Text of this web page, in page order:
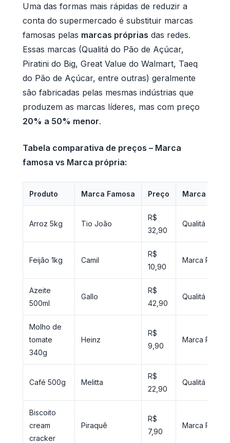
Uma das formas mais rápidas de reduzir a
conta do supermercado é substituir marcas
famosas pelas marcas próprias das redes.
Essas marcas (Qualitá do Pão de Açúcar,
Piratini do Big, Great Value do Walmart, Taeq
do Pão de Açúcar, entre outras) geralmente
são fabricadas pelas mesmas indústrias que
produzem as marcas líderes, mas com preço
20% a 50% menor.
Tabela comparativa de preços – Marca
famosa vs Marca própria:
Produto Marca Famosa Preço Marca
Arroz 5kg Tio João
R$
32,90
Qualitá
Feijão 1kg Camil
R$
10,90
Marca Própria
Azeite
500ml
Gallo
R$
42,90
Qualitá
Molho de
tomate
340g
Heinz
R$
9,90
Marca Própria
Café 500g Melitta
R$
22,90
Qualitá
Biscoito
cream
cracker
Piraquê
R$
7,90
Marca Própria